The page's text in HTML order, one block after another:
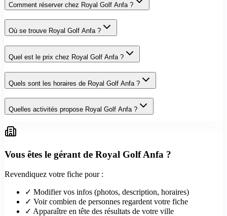
Comment réserver chez Royal Golf Anfa ?
Où se trouve Royal Golf Anfa ?
Quel est le prix chez Royal Golf Anfa ?
Quels sont les horaires de Royal Golf Anfa ?
Quelles activités propose Royal Golf Anfa ?
Vous êtes le gérant de Royal Golf Anfa ?
Revendiquez votre fiche pour :
✓ Modifier vos infos (photos, description, horaires)
✓ Voir combien de personnes regardent votre fiche
✓ Apparaître en tête des résultats de votre ville